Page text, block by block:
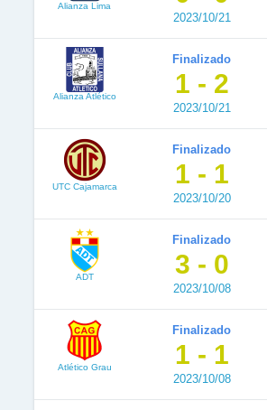
Alianza Lima
2023/10/21
Alianza Atlético
Finalizado
1 - 2
2023/10/21
UTC Cajamarca
Finalizado
1 - 1
2023/10/20
ADT
Finalizado
3 - 0
2023/10/08
Atlético Grau
Finalizado
1 - 1
2023/10/08